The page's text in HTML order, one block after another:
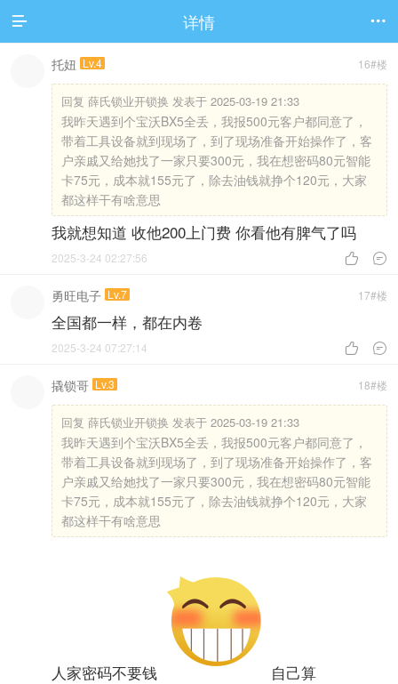
 详情 
16#楼
托妞 Lv.4
回复 薛氏锁业开锁换 发表于 2025-03-19 21:33
我昨天遇到个宝沃BX5全丢，我报500元客户都同意了，
带着工具设备就到现场了，到了现场准备开始操作了，客
户亲戚又给她找了一家只要300元，我在想密码80元智能
卡75元，成本就155元了，除去油钱就挣个120元，大家
都这样干有啥意思
我就想知道 收他200上门费 你看他有脾气了吗
 
2025-3-24 02:27:56
17#楼
勇旺电子 Lv.7
全国都一样，都在内卷
 
2025-3-24 07:27:14
18#楼
撬锁哥 Lv.3
回复 薛氏锁业开锁换 发表于 2025-03-19 21:33
我昨天遇到个宝沃BX5全丢，我报500元客户都同意了，
带着工具设备就到现场了，到了现场准备开始操作了，客
户亲戚又给她找了一家只要300元，我在想密码80元智能
卡75元，成本就155元了，除去油钱就挣个120元，大家
都这样干有啥意思
人家密码不要钱 自己算